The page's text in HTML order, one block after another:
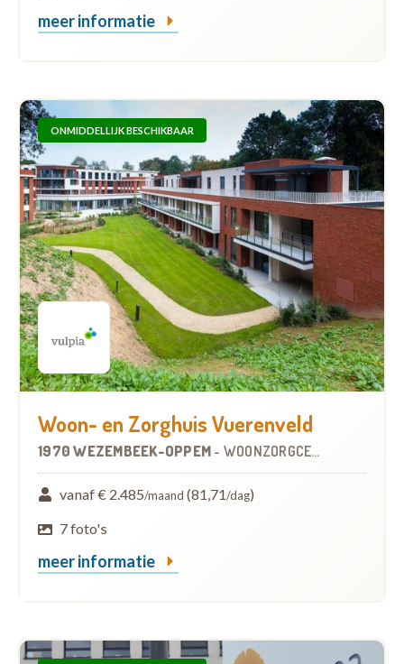
meer informatie
ONMIDDELLIJK BESCHIKBAAR
Woon- en Zorghuis Vuerenveld
1970 WEZEMBEEK-OPPEM - WOONZORGCENTRUM (WZC)
vanaf € 2.485/maand (81,71/dag)
7 foto's
meer informatie